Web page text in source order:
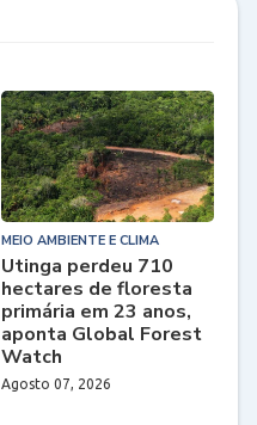
MEIO AMBIENTE E CLIMA
Utinga perdeu 710
hectares de floresta
primária em 23 anos,
aponta Global Forest
Watch
Agosto 07, 2026